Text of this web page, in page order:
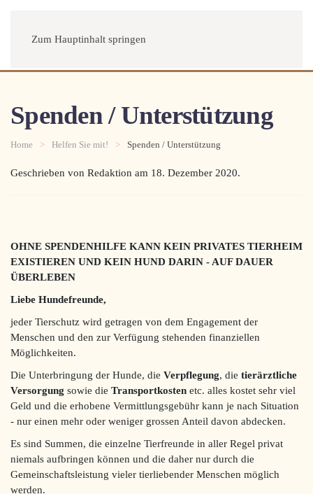
Zum Hauptinhalt springen
Menü
Spenden / Unterstützung
Home Helfen Sie mit! Spenden / Unterstützung
Geschrieben von Redaktion am 18. Dezember 2020.
OHNE SPENDENHILFE KANN KEIN PRIVATES TIERHEIM
EXISTIEREN UND KEIN HUND DARIN - AUF DAUER
ÜBERLEBEN
Liebe Hundefreunde,
jeder Tierschutz wird getragen von dem Engagement der
Menschen und den zur Verfügung stehenden finanziellen
Möglichkeiten.
Die Unterbringung der Hunde, die Verpflegung, die tierärztliche
Versorgung sowie die Transportkosten etc. alles kostet sehr viel
Geld und die erhobene Vermittlungsgebühr kann je nach Situation
- nur einen mehr oder weniger grossen Anteil davon abdecken.
Es sind Summen, die einzelne Tierfreunde in aller Regel privat
niemals aufbringen können und die daher nur durch die
Gemeinschaftsleistung vieler tierliebender Menschen möglich
werden.